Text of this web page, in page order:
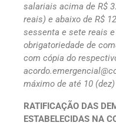
salariais acima de R$
reais) e abaixo de R$
sessenta e sete reais
obrigatoriedade de
com cópia do
máximo de até 10
RATIFICAÇÃO DAS
ESTABELECIDAS NA